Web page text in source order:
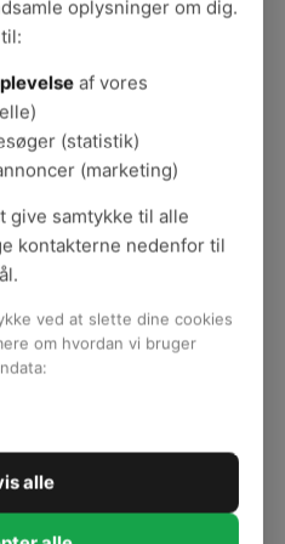
i arbejdet
her:
om restituion og
pauser
oplysninger om dig.
af vores
(statistik)
(marketing)
give samtykke til alle
kontakterne nedenfor til
ved at slette dine cookies
om hvordan vi bruger
alle